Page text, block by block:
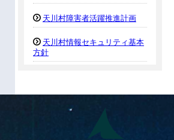
天川村障害者活躍推進計画
天川村情報セキュリティ基本
方針